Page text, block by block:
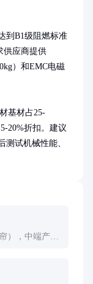
到B1级阻燃标准
供应商提供
）和EMC电磁
基材占25-
20%折扣。建议
测试机械性能、
），中端产品